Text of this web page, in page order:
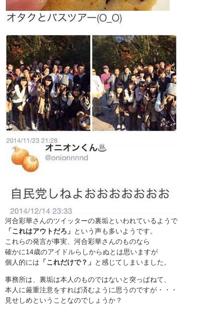
河合彩華さんのツイッターの裏垢といわれているようで
「これはアウトだろ」 という声も多いようです。
これらの発言が事実、河合彩華さんのものなら
確かに14歳のアイドルらしからぬとは思いますが
個人的には 「これだけで？」 と感じてしまいました。
事務所は、裏垢は本人のものではないと突っぱねて、
本人に厳重注意をすれば済むように思うのですが・・・
見せしめということなのでしょうか？